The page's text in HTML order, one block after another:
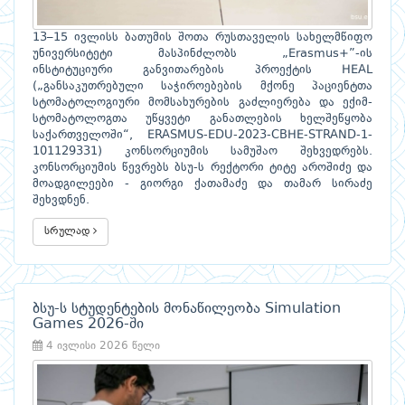
13–15 ივლისს ბათუმის შოთა რუსთაველის სახელმწიფო
უნივერსიტეტი მასპინძლობს „Erasmus+”-ის
ინსტიტუციური განვითარების პროექტის HEAL
(„განსაკუთრებული საჭიროებების მქონე პაციენტთა
სტომატოლოგიური მომსახურების გაძლიერება და ექიმ-
სტომატოლოგთა უწყვეტი განათლების ხელშეწყობა
საქართველოში“, ERASMUS-EDU-2023-CBHE-STRAND-1-
101129331) კონსორციუმის სამუშაო შეხვედრებს.
კონსორციუმის წევრებს ბსუ-ს რექტორი ტიტე აროშიძე და
მოადგილეები - გიორგი ქათამაძე და თამარ სირაძე
შეხვდნენ.
სრულად
ბსუ-ს სტუდენტების მონაწილეობა Simulation
Games 2026-ში
4 ივლისი 2026 წელი